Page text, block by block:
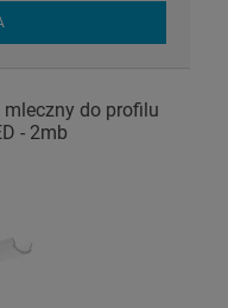
mleczny do profilu
- 2mb